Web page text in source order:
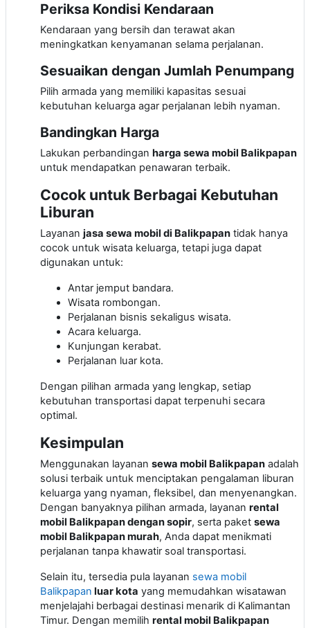
Periksa Kondisi Kendaraan
Kendaraan yang bersih dan terawat akan
meningkatkan kenyamanan selama perjalanan.
Sesuaikan dengan Jumlah Penumpang
Pilih armada yang memiliki kapasitas sesuai
kebutuhan keluarga agar perjalanan lebih nyaman.
Bandingkan Harga
Lakukan perbandingan harga sewa mobil Balikpapan
untuk mendapatkan penawaran terbaik.
Cocok untuk Berbagai Kebutuhan
Liburan
Layanan jasa sewa mobil di Balikpapan tidak hanya
cocok untuk wisata keluarga, tetapi juga dapat
digunakan untuk:
Antar jemput bandara.
Wisata rombongan.
Perjalanan bisnis sekaligus wisata.
Acara keluarga.
Kunjungan kerabat.
Perjalanan luar kota.
Dengan pilihan armada yang lengkap, setiap
kebutuhan transportasi dapat terpenuhi secara
optimal.
Kesimpulan
Menggunakan layanan sewa mobil Balikpapan adalah
solusi terbaik untuk menciptakan pengalaman liburan
keluarga yang nyaman, fleksibel, dan menyenangkan.
Dengan banyaknya pilihan armada, layanan rental
mobil Balikpapan dengan sopir, serta paket sewa
mobil Balikpapan murah, Anda dapat menikmati
perjalanan tanpa khawatir soal transportasi.
Selain itu, tersedia pula layanan sewa mobil
Balikpapan luar kota yang memudahkan wisatawan
menjelajahi berbagai destinasi menarik di Kalimantan
Timur. Dengan memilih rental mobil Balikpapan